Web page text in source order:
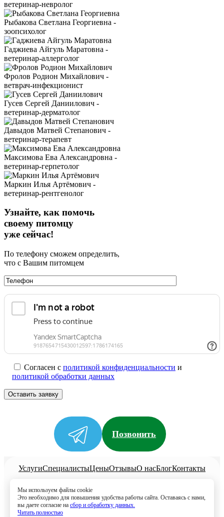
ветеринар-невролог
Рыбакова Светлана Георгиевна -
зоопсихолог
Гаджиева Айгуль Маратовна -
ветеринар-аллерголог
Фролов Родион Михайлович -
ветврач-инфекционист
Гусев Сергей Даниилович -
ветеринар-дерматолог
Давыдов Матвей Степанович -
ветеринар-терапевт
Максимова Ева Александровна -
ветеринар-герпетолог
Маркин Илья Артёмович -
ветеринар-рентгенолог
Узнайте, как помочь
своему питомцу
уже сейчас!
По телефону сможем определить,
что с Вашим питомцем
Согласен с политикой конфиденциальности и
политикой обработки данных
Мы используем файлы cookie
Это необходимо для повышения удобства работы сайта. Оставаясь с нами,
вы даете согласие на сбор и обработку данных.
Читать полностью
Позвонить
УслугиСпециалистыЦеныОтзывыО насБлогКонтакты
Согласие на обработку
+7 (958) 795-61-54